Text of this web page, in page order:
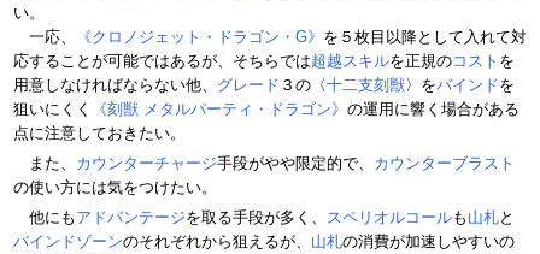
い。
一応、
《クロノジェット・ドラゴン・G》 を５枚目以降として入れて対
応することが可能ではあるが、そちらでは超越スキルを正規のコスト を
用意しなければならない他、 グレード ３の〈十二支刻獣〉をバインドを
狙いにくく
《刻獣 メタルパーティ・ドラゴン》 の運用に響く場合がある
点に注意しておきたい。
また、 カウンターチャージ手段がやや限定的で、 カウンターブラスト
の使い方には気をつけたい。
他にも アドバンテージを取る手段が多く、 スペリオルコールも 山札と
バインドゾーンのそれぞれから狙えるが、 山札の消費が加速しやすいの